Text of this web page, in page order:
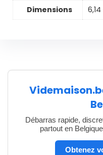
Dimensions
Débarras rapide,
partout en
Obtenez